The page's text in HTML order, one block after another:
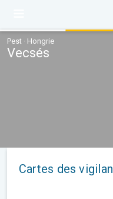
Pest · Hongrie
Vecsés
Cartes des